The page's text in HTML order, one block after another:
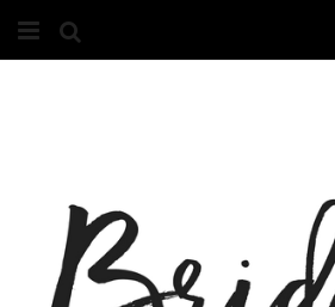
O NAS
KONTAKT